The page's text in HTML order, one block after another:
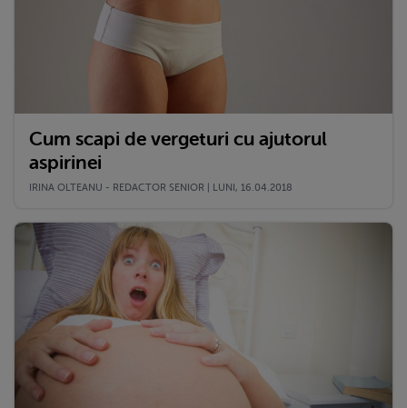
Cum scapi de vergeturi cu ajutorul
aspirinei
IRINA OLTEANU - REDACTOR SENIOR | LUNI, 16.04.2018